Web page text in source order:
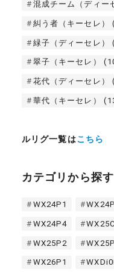
混成チーム（ディー
糾う者（キーセレ）
緑子（ディーセレ）
翠子（キーセレ）
花代（ディーセレ）
華代（キーセレ）
ルリグ一覧はこちら
カテゴリから探す
WX24P1
WX24P4
WX25P2
WX26P1